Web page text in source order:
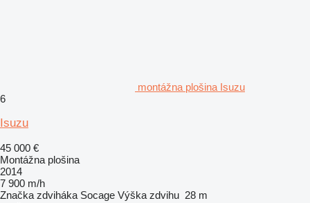
montážna plošina Isuzu
6
Isuzu
45 000 €
Montážna plošina
2014
7 900 m/h
Značka zdviháka Socage Výška zdvihu 28 m